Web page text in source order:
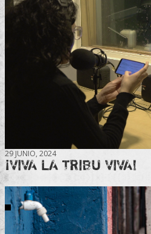
29 JUNIO, 2024
¡VIVA LA TRIBU VIVA!